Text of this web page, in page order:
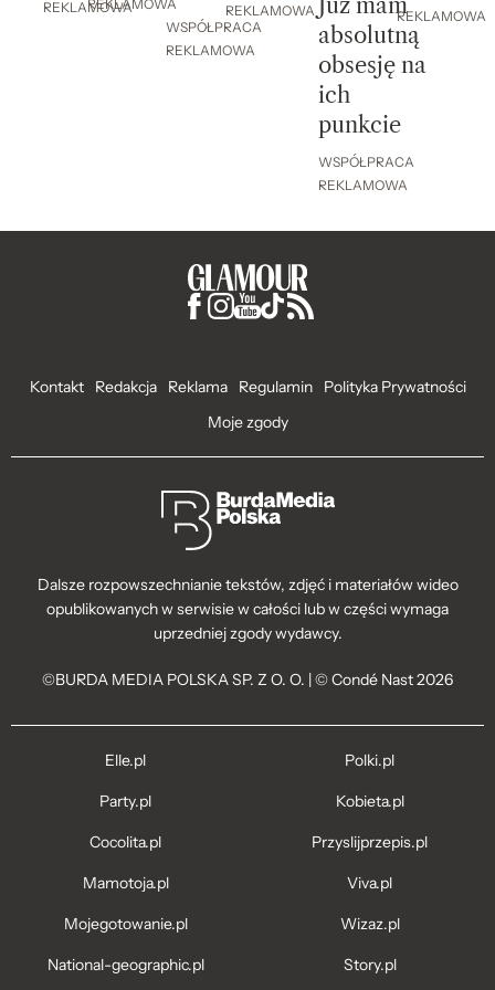
REKLAMOWAREKLAMOWA
WSPÓŁPRACA
REKLAMOWA
REKLAMOWA
Już mam
absolutną
obsesję na
ich
punkcie
WSPÓŁPRACA
REKLAMOWA
REKLAMOWA
Kontakt Redakcja Reklama Regulamin
Polityka Prywatności
Moje zgody
Dalsze rozpowszechnianie tekstów, zdjęć i materiałów wideo
opublikowanych w serwisie w całości lub w części wymaga
uprzedniej zgody wydawcy.
©BURDA MEDIA POLSKA SP. Z O. O. | © Condé Nast 2026
Elle.pl
Party.pl
Cocolita.pl
Mamotoja.pl
Mojegotowanie.pl
National-geographic.pl
Polki.pl
Kobieta.pl
Przyslijprzepis.pl
Viva.pl
Wizaz.pl
Story.pl